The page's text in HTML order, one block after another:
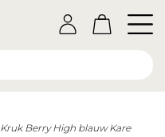
Kruk Berry High blauw Kare